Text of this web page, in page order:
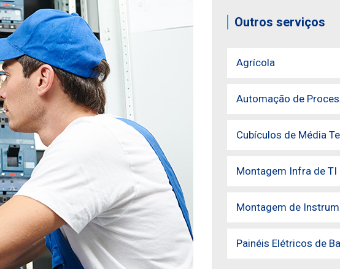
Outros serviços
Agrícola
Automação de
Cubículos de Média
Montagem Infra de TI
Montagem de
Painéis Elétricos de